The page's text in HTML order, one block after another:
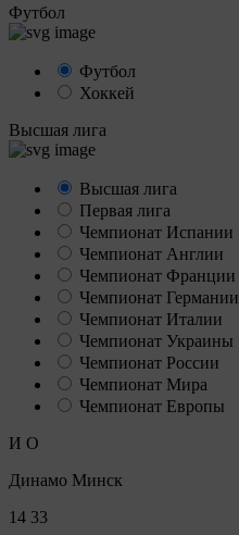
Футбол
Футбол
Хоккей
Высшая лига
Высшая лига
Первая лига
Чемпионат Испании
Чемпионат Англии
Чемпионат Франции
Чемпионат Германии
Чемпионат Италии
Чемпионат Украины
Чемпионат России
Чемпионат Мира
Чемпионат Европы
И О
Динамо Минск
14 33